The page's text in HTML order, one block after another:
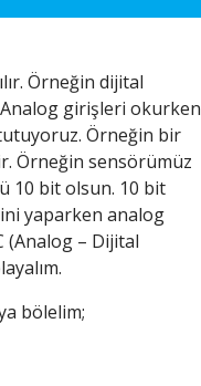
Örneğin dijital
girişleri okurken
Örneğin bir
Örneğin sensörümüz
10 bit olsun. 10 bit
yaparken analog
(Analog – Dijital
bölelim;